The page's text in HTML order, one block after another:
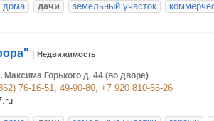
дома дачи земельный участок
Недвижимость
Максима Горького д. 44 (во дворе)
76-16-51, 49-90-80, +7 920 810-56-26